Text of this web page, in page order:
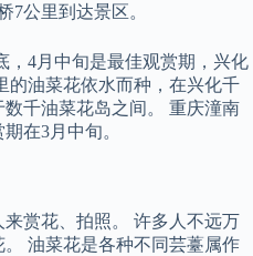
公里到达景区。
，4月中旬是最佳观赏期，兴化
的油菜花依水而种，在兴化千
千油菜花岛之间。 重庆潼南
在3月中旬。
赏花、拍照。 许多人不远万
油菜花是各种不同芸薹属作